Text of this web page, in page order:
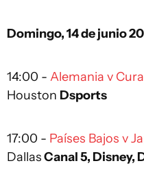
Domingo, 14 de junio
14:00 - Alemania v
Houston Dsports
17:00 - Países Bajos v
DallasCanal 5, Disney,